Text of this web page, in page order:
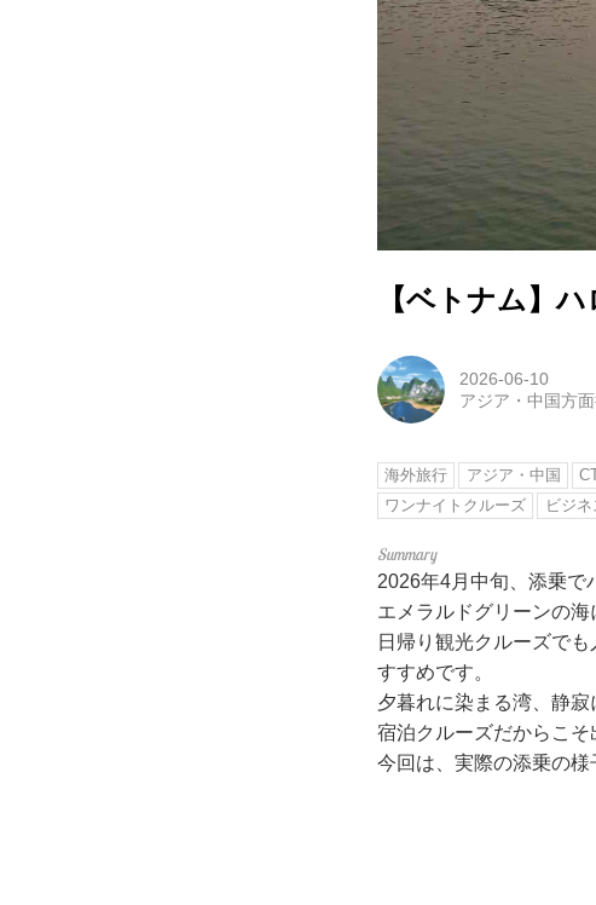
【ベトナム】
2026-06-10
アジア・中国方
海外旅行 アジア・中国
ワンナイトクルーズ
ビジ
2026年4月中旬、添乗で
エメラルドグリーンの
日帰り観光クルーズで
すすめです。
夕暮れに染まる湾、静
宿泊クルーズだからこそ
今回は、実際の添乗の